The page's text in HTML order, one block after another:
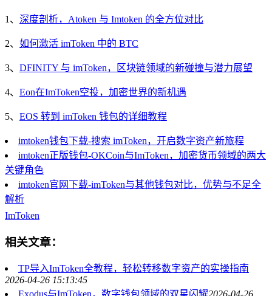
1、 深度剖析，Atoken 与 Imtoken 的全方位对比
2、 如何激活 imToken 中的 BTC
3、 DFINITY 与 imToken，区块链领域的新碰撞与潜力展望
4、 Eon在ImToken空投，加密世界的新机遇
5、 EOS 转到 imToken 钱包的详细教程
imtoken钱包下载-搜索 imToken，开启数字资产新旅程
imtoken正版钱包-OKCoin与ImToken，加密货币领域的两大
关键角色
imtoken官网下载-imToken与其他钱包对比，优势与不足全
解析
ImToken
相关文章：
TP导入ImToken全教程，轻松转移数字资产的实操指南
2026-04-26 15:13:45